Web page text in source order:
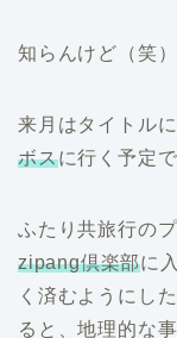
知らんけど（笑）
来月はタイトル
ボスに行く予定で
ふたり共旅行の
zipang倶楽部に
く済むようにし
ると、地理的な